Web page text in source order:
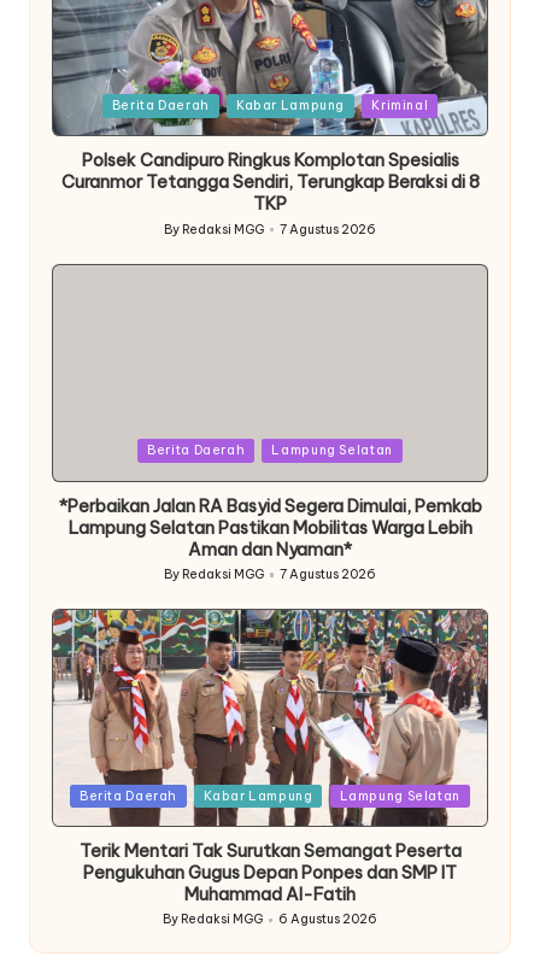
PostedBerita Daerah Kabar Lampung Kriminal
Polsek Candipuro Ringkus Komplotan Spesialis
Curanmor Tetangga Sendiri, Terungkap Beraksi di 8
TKP
Posted
By Redaksi MGG 7 Agustus 2026
Berita Daerah Lampung Selatan
*Perbaikan Jalan RA Basyid Segera Dimulai, Pemkab
Lampung Selatan Pastikan Mobilitas Warga Lebih
Aman dan Nyaman*
Posted
by
By Redaksi MGG 7 Agustus 2026
Posted
Berita Daerah Kabar Lampung Lampung Selatan
Terik Mentari Tak Surutkan Semangat Peserta
Pengukuhan Gugus Depan Ponpes dan SMP IT
Muhammad Al-Fatih
Posted
by
By Redaksi MGG 6 Agustus 2026